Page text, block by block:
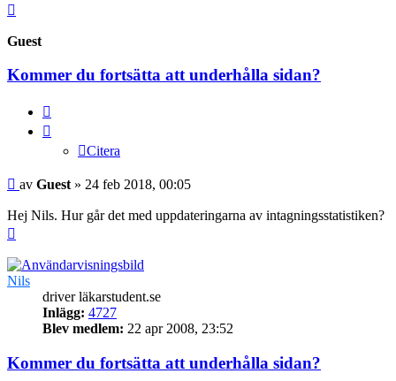
Guest
Kommer du fortsätta att underhålla sidan?
Citera
Inlägg
av Guest » 24 feb 2018, 00:05
Hej Nils. Hur går det med uppdateringarna av intagningsstatistiken?
Nils
driver läkarstudent.se
Inlägg: 4727
Blev medlem: 22 apr 2008, 23:52
Kommer du fortsätta att underhålla sidan?